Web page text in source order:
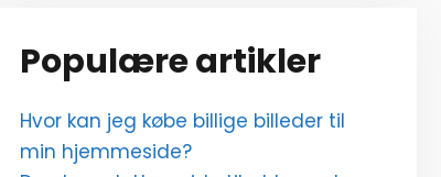
Populære artikler
Hvor kan jeg købe billige billeder til
min hjemmeside?